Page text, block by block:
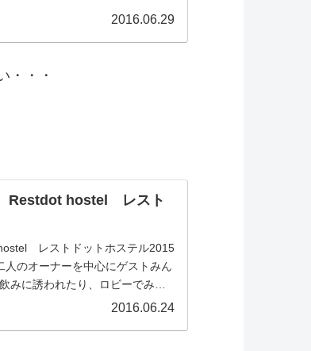
2016.06.29
・・・
Restdot hostel レスト
レストドットホステル2015
のオーナーを中心にゲストみん
みに誘われたり、ロビーでみん
2016.06.24